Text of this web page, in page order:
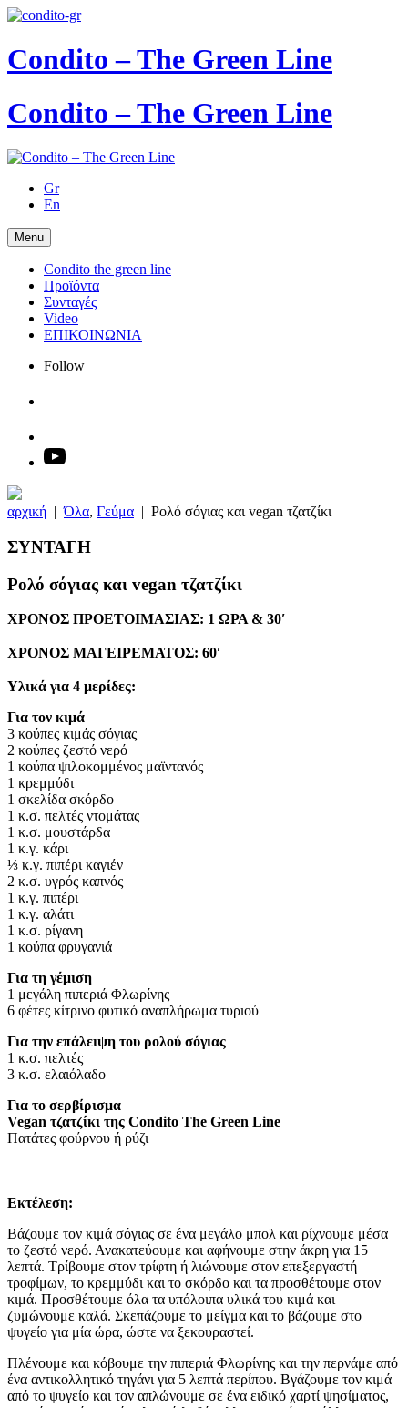
Condito – The Green Line
Condito – The Green Line
Gr
En
Menu
Condito the green line
Προϊόντα
Συνταγές
Video
ΕΠΙΚΟΙΝΩΝΙΑ
Follow
αρχική |Όλα, Γεύμα | Ρολό σόγιας και vegan τζατζίκι
ΣΥΝΤΑΓΗ
Ρολό σόγιας και vegan τζατζίκι
ΧΡΟΝΟΣ ΠΡΟΕΤΟΙΜΑΣΙΑΣ: 1 ΩΡΑ & 30′
ΧΡΟΝΟΣ ΜΑΓΕΙΡΕΜΑΤΟΣ: 60′
Υλικά για 4 μερίδες:
Για τον κιμά
3 κούπες κιμάς σόγιας
2 κούπες ζεστό νερό
1 κούπα ψιλοκομμένος μαϊντανός
1 κρεμμύδι
1 σκελίδα σκόρδο
1 κ.σ. πελτές ντομάτας
1 κ.σ. μουστάρδα
1 κ.γ. κάρι
⅓ κ.γ. πιπέρι καγιέν
2 κ.σ. υγρός καπνός
1 κ.γ. πιπέρι
1 κ.γ. αλάτι
1 κ.σ. ρίγανη
1 κούπα φρυγανιά
Για τη γέμιση
1 μεγάλη πιπεριά Φλωρίνης
6 φέτες κίτρινο φυτικό αναπλήρωμα τυριού
Για την επάλειψη του ρολού σόγιας
1 κ.σ. πελτές
3 κ.σ. ελαιόλαδο
Για το σερβίρισμα
Vegan τζατζίκι της Condito The Green Line
Πατάτες φούρνου ή ρύζι
Εκτέλεση:
Βάζουμε τον κιμά σόγιας σε ένα μεγάλο μπολ και ρίχνουμε μέσα
το ζεστό νερό. Ανακατεύουμε και αφήνουμε στην άκρη για 15
λεπτά. Τρίβουμε στον τρίφτη ή λιώνουμε στον επεξεργαστή
τροφίμων, το κρεμμύδι και το σκόρδο και τα προσθέτουμε στον
κιμά. Προσθέτουμε όλα τα υπόλοιπα υλικά του κιμά και
ζυμώνουμε καλά. Σκεπάζουμε το μείγμα και το βάζουμε στο
ψυγείο για μία ώρα, ώστε να ξεκουραστεί.
Πλένουμε και κόβουμε την πιπεριά Φλωρίνης και την περνάμε από
ένα αντικολλητικό τηγάνι για 5 λεπτά περίπου. Βγάζουμε τον κιμά
από το ψυγείο και τον απλώνουμε σε ένα ειδικό χαρτί ψησίματος,